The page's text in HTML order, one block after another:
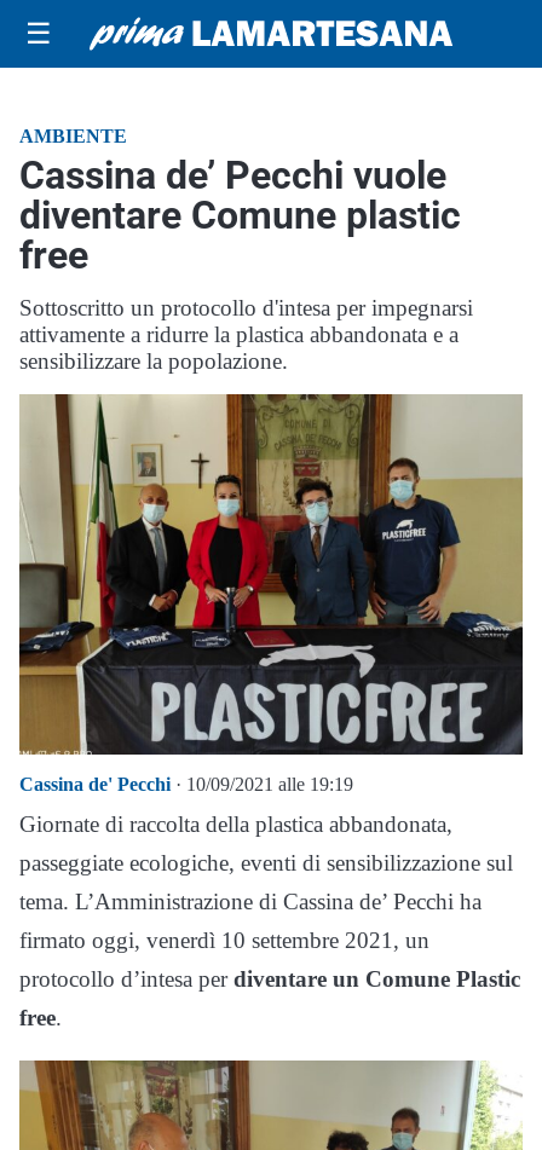
☰
AMBIENTE
Cassina de’ Pecchi vuole
diventare Comune plastic
free
Sottoscritto un protocollo d'intesa per impegnarsi
attivamente a ridurre la plastica abbandonata e a
sensibilizzare la popolazione.
Cassina de' Pecchi · 10/09/2021 alle 19:19
Giornate di raccolta della plastica abbandonata,
passeggiate ecologiche, eventi di sensibilizzazione sul
tema. L’Amministrazione di Cassina de’ Pecchi ha
firmato oggi, venerdì 10 settembre 2021, un
protocollo d’intesa perdiventare un Comune Plastic
free.